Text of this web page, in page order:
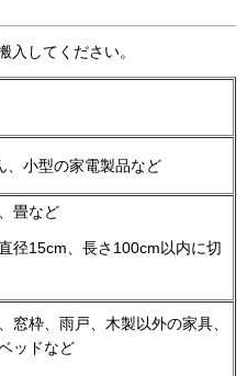
入してください。
、小型の家電製品など
畳など
径15cm、長さ100cm以内に切
窓枠、雨戸、木製以外の家具、
ッドなど